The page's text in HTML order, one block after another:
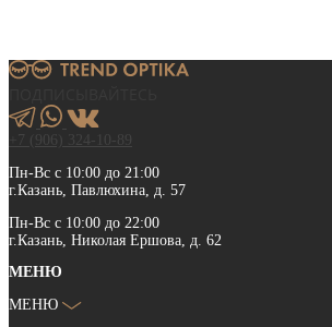
+7 (906) 324-10-89
Пн-Вс с 10:00 до 21:00
г.Казань, Павлюхина, д. 57
Пн-Вс с 10:00 до 22:00
г.Казань, Николая Ершова, д. 62
МЕНЮ
МЕНЮ